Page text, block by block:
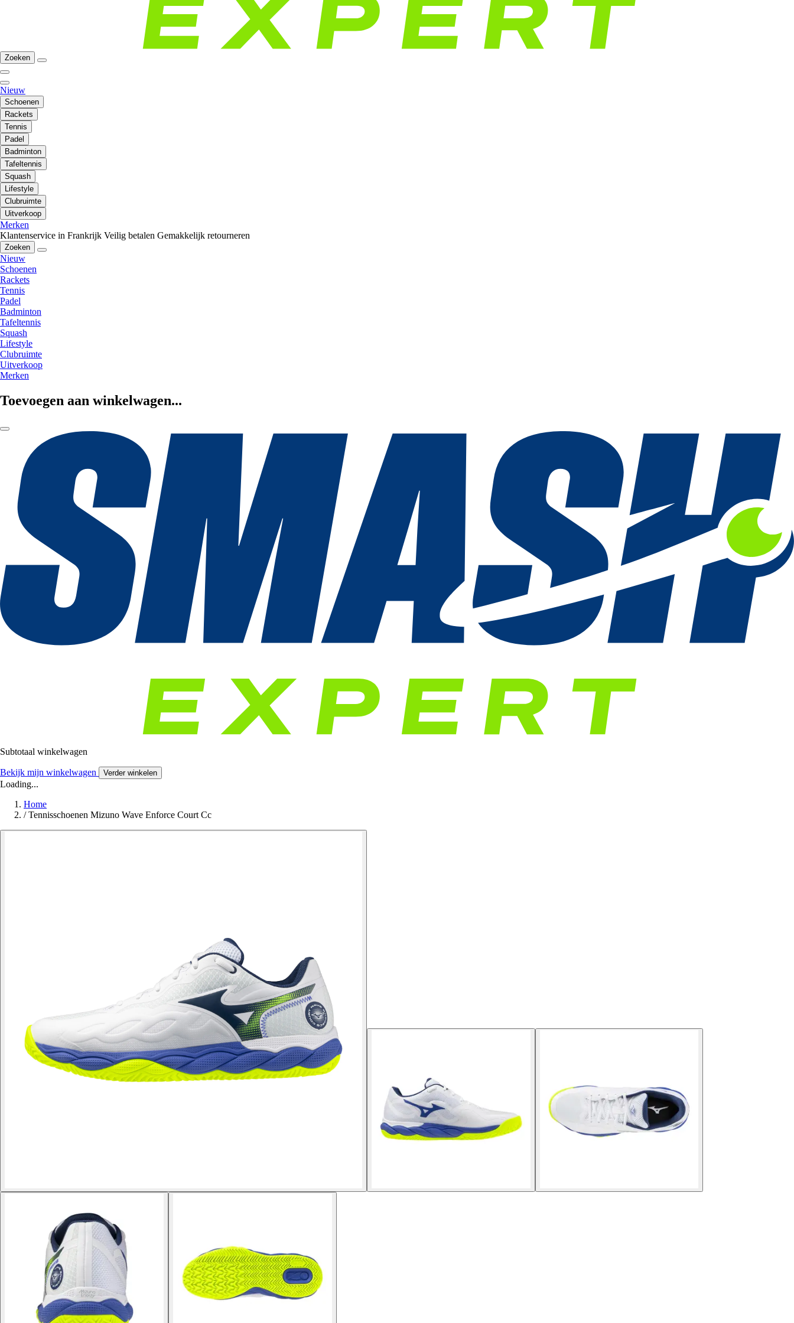
Zoeken
Nieuw
Schoenen
Rackets
Tennis
Padel
Badminton
Tafeltennis
Squash
Lifestyle
Clubruimte
Uitverkoop
Merken
Klantenservice in Frankrijk Veilig betalen Gemakkelijk retourneren
Zoeken
Nieuw
Schoenen
Rackets
Tennis
Padel
Badminton
Tafeltennis
Squash
Lifestyle
Clubruimte
Uitverkoop
Merken
Toevoegen aan winkelwagen...
Subtotaal winkelwagen
Bekijk mijn winkelwagen Verder winkelen
Loading...
Home
/ Tennisschoenen Mizuno Wave Enforce Court Cc